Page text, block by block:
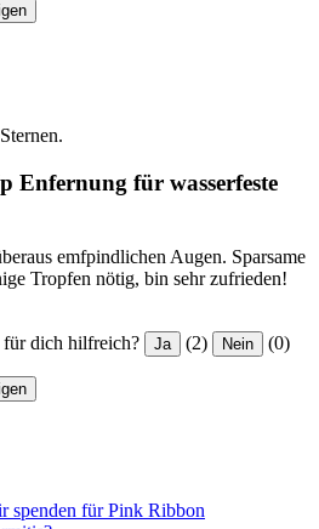
Enfernung für wasserfeste
emfpindlichen Augen. Sparsame
Tropfen nötig, bin sehr zufrieden!
für dich hilfreich? Ja (2) Nein (0)
spenden für Pink Ribbon